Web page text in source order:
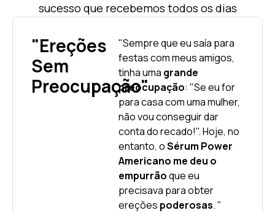
sucesso que recebemos todos os dias
"Ereções
Sem
Preocupação"
"Sempre que eu saía para
festas com meus amigos,
tinha uma grande
preocupação: "Se eu for
para casa com uma mulher,
não vou conseguir dar
conta do recado!". Hoje, no
entanto, oSérum Power
Americano me deu o
empurrãoque eu
precisava para obter
ereções poderosas. "